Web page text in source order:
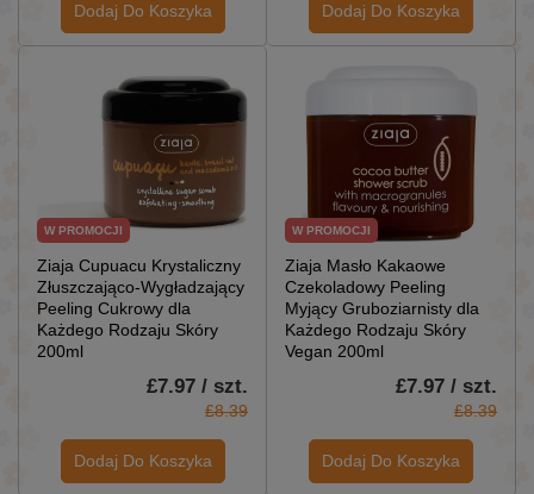
Dodaj Do Koszyka Dodaj Do Koszyka
W PROMOCJI
Ziaja Cupuacu Krystaliczny
Złuszczająco-Wygładzający
Peeling Cukrowy dla
Każdego Rodzaju Skóry
200ml
£7.97 / szt.
£8.39
Dodaj Do Koszyka
W PROMOCJI
Ziaja Masło Kakaowe
Czekoladowy Peeling
Myjący Gruboziarnisty dla
Każdego Rodzaju Skóry
Vegan 200ml
£7.97 / szt.
£8.39
Dodaj Do Koszyka